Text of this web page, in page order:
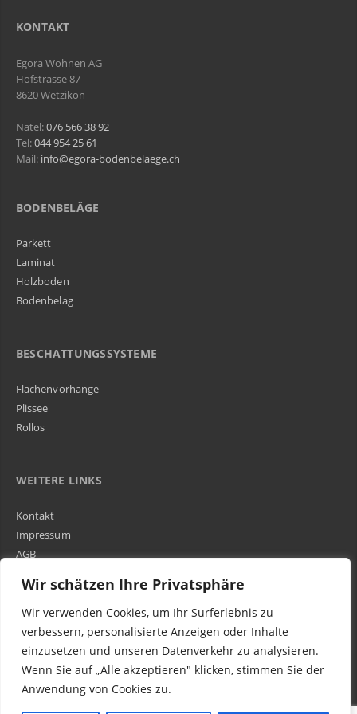
Wir schätzen Ihre Privatsphäre
Wir verwenden Cookies, um Ihr Surferlebnis zu
verbessern, personalisierte Anzeigen oder Inhalte
einzusetzen und unseren Datenverkehr zu analysieren.
Wenn Sie auf „Alle akzeptieren" klicken, stimmen Sie der
Anwendung von Cookies zu.
KONTAKT
Egora Wohnen AG
Hofstrasse 87
8620 Wetzikon
Natel:076 566 38 92
Tel:044 954 25 61
Mail: info@egora-bodenbelaege.ch
BODENBELÄGE
Parkett
Laminat
Holzboden
Bodenbelag
BESCHATTUNGSSYSTEME
Flächenvorhänge
Plissee
Rollos
WEITERE LINKS
Kontakt
Impressum
AGB
WIR SIND IN DER GESAMTEN SCHWEIZ TÄTIG
Kundenbewertungen und Erfahrungen zu
Egora GmbH
MANGELHAFT